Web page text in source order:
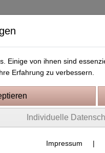
Stickdateien
Einige von ihnen sind
Erfahrung zu verbessern.
Individuelle
Impressum |